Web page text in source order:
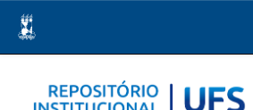
navigation